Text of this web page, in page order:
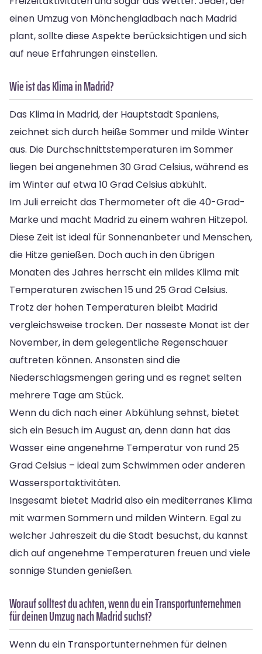
einen Umzug von Mönchengladbach nach Madrid
plant, sollte diese Aspekte berücksichtigen und sich
auf neue Erfahrungen einstellen.
Wie ist das Klima in Madrid?
Das Klima in Madrid, der Hauptstadt Spaniens,
zeichnet sich durch heiße Sommer und milde Winter
aus. Die Durchschnittstemperaturen im Sommer
liegen bei angenehmen 30 Grad Celsius, während es
im Winter auf etwa 10 Grad Celsius abkühlt.
Im Juli erreicht das Thermometer oft die 40-Grad-
Marke und macht Madrid zu einem wahren Hitzepol.
Diese Zeit ist ideal für Sonnenanbeter und Menschen,
die Hitze genießen. Doch auch in den übrigen
Monaten des Jahres herrscht ein mildes Klima mit
Temperaturen zwischen 15 und 25 Grad Celsius.
Trotz der hohen Temperaturen bleibt Madrid
vergleichsweise trocken. Der nasseste Monat ist der
November, in dem gelegentliche Regenschauer
auftreten können. Ansonsten sind die
Niederschlagsmengen gering und es regnet selten
mehrere Tage am Stück.
Wenn du dich nach einer Abkühlung sehnst, bietet
sich ein Besuch im August an, denn dann hat das
Wasser eine angenehme Temperatur von rund 25
Grad Celsius – ideal zum Schwimmen oder anderen
Wassersportaktivitäten.
Insgesamt bietet Madrid also ein mediterranes Klima
mit warmen Sommern und milden Wintern. Egal zu
welcher Jahreszeit du die Stadt besuchst, du kannst
dich auf angenehme Temperaturen freuen und viele
sonnige Stunden genießen.
Worauf solltest du achten, wenn du ein Transportunternehmen
für deinen Umzug nach Madrid suchst?
Wenn du ein Transportunternehmen für deinen